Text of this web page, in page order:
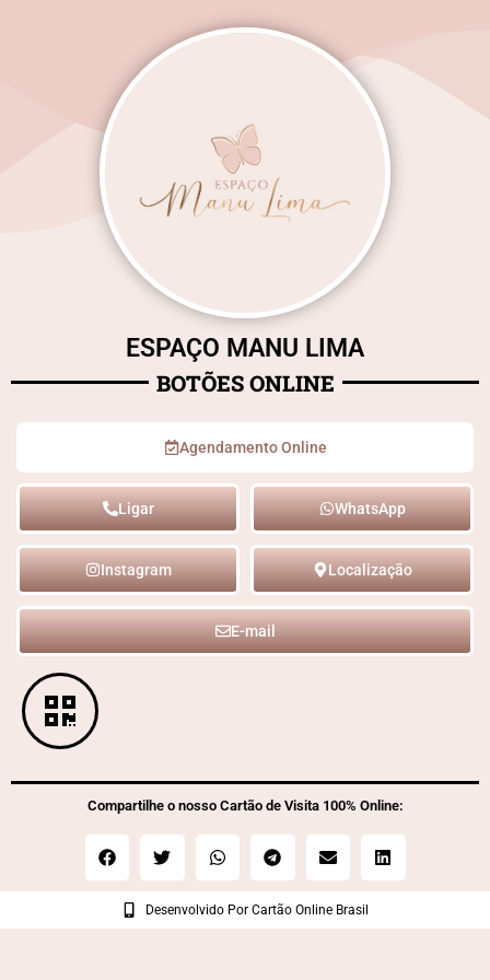
ESPAÇO MANU LIMA
BOTÕES ONLINE
Agendamento Online
Ligar WhatsApp
Instagram Localização
E-mail
Compartilhe o nosso Cartão de Visita 100% Online:
Desenvolvido Por Cartão Online Brasil